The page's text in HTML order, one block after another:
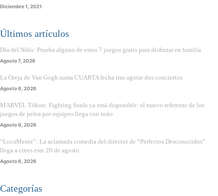
Diciembre 1, 2021
Últimos artículos
Día del Niño: Prueba alguno de estos 7 juegos gratis para disfrutar en familia
Agosto 7, 2026
La Oreja de Van Gogh suma CUARTA fecha tras agotar dos conciertos
Agosto 6, 2026
MARVEL Tōkon: Fighting Souls ya está disponible: el nuevo referente de los
juegos de pelea por equipos llega con todo
Agosto 6, 2026
“LocaMente”: La aclamada comedia del director de “Perfectos Desconocidos”
llega a cines este 20 de agosto
Agosto 6, 2026
Categorías